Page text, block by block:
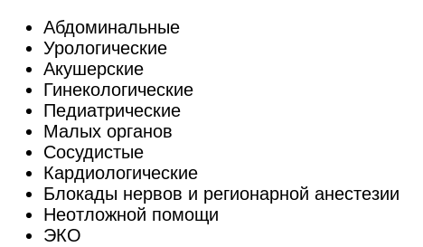
Абдоминальные
Урологические
Акушерские
Гинекологические
Педиатрические
Малых органов
Сосудистые
Кардиологические
Блокады нервов и регионарной анестезии
Неотложной помощи
ЭКО